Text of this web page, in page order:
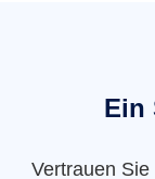
Ein
Vertrauen